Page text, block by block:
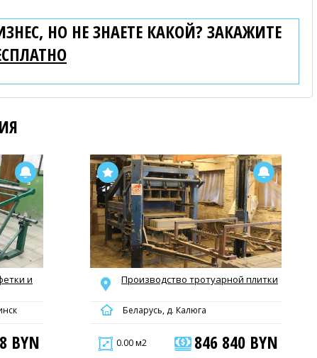
НО НЕ ЗНАЕТЕ КАКОЙ? ЗАКАЖИТЕ
и
BYN
Производство тротуарной плитки
Беларусь, д. Калюга
0.00 м2 846 840 BYN